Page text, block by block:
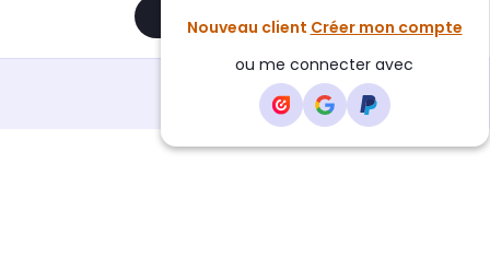
Nouveau client Créer mon compte
ou me connecter avec
Ajouter au panier •